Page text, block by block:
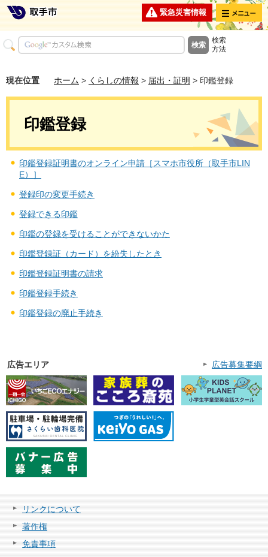
緊急災害情報 メニュー
検索
方法
現在位置 ホーム > くらしの情報 > 届出・証明 > 印鑑登録
印鑑登録
印鑑登録証明書のオンライン申請［スマホ市役所（取手市LIN
E）］
登録印の変更手続き
登録できる印鑑
印鑑の登録を受けることができないかた
印鑑登録証（カード）を紛失したとき
印鑑登録証明書の請求
印鑑登録手続き
印鑑登録の廃止手続き
広告エリア 広告募集要綱
リンクについて
著作権
免責事項